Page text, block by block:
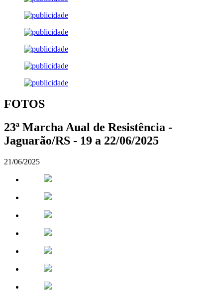
FOTOS
23ª Marcha Aual de Resistência -
Jaguarão/RS - 19 a 22/06/2025
21/06/2025